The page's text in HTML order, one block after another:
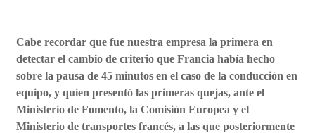
Cabe recordar que fue nuestra empresa la primera en
detectar el cambio de criterio que Francia había hecho
sobre la pausa de 45 minutos en el caso de la conducción en
equipo, y quien presentó las primeras quejas, ante el
Ministerio de Fomento, la Comisión Europea y el
Ministerio de transportes francés, a las que posteriormente